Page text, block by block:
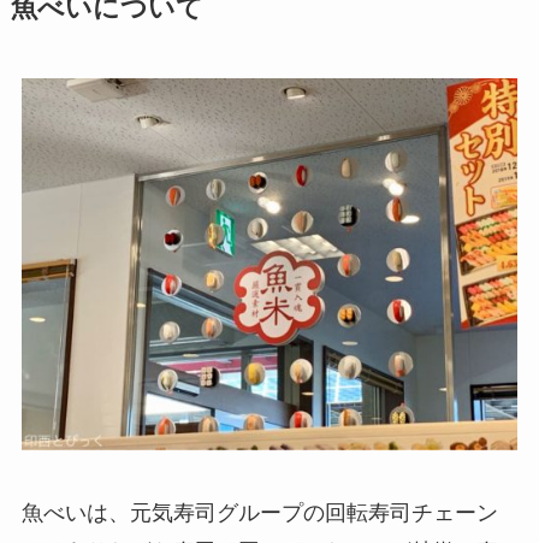
魚べいについて
魚べいは、元気寿司グループの回転寿司チェーン